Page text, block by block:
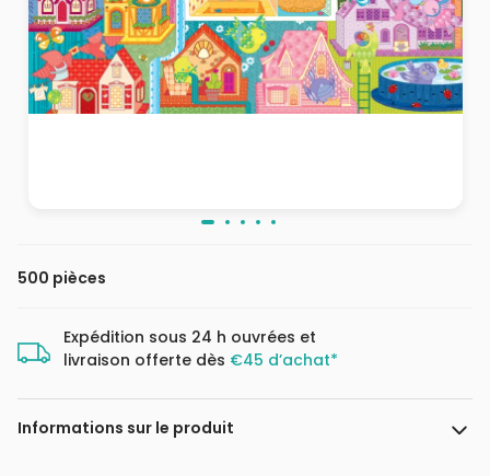
500 pièces
Expédition sous 24 h ouvrées et
livraison offerte dès €45 d’achat*
Informations sur le produit